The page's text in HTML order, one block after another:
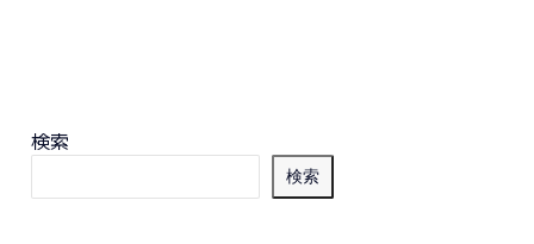
検索
検索